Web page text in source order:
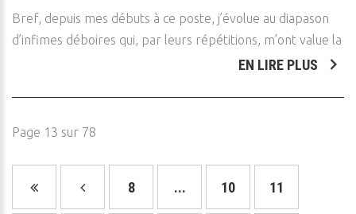
Bref, depuis mes débuts à ce poste, j’évolue au diapason
d’infimes déboires qui, par leurs répétitions, m’ont value la
EN LIRE PLUS
Page 13 sur 78
8 ... 10 11